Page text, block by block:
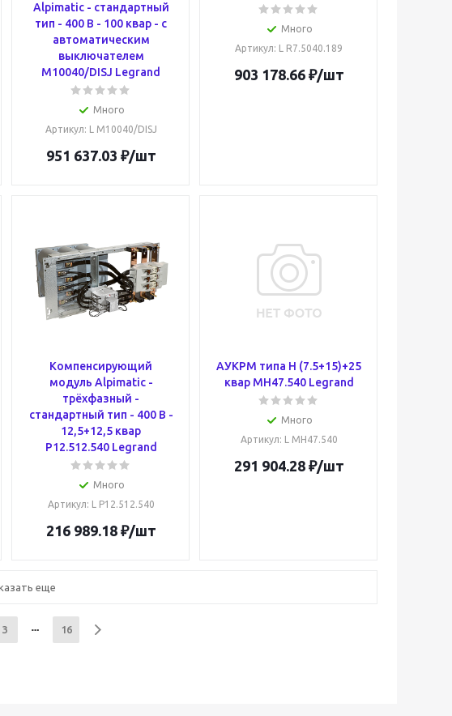
Alpimatic - стандартный
тип - 400 В - 100 квар - c
автоматическим
выключателем
M10040/DISJ Legrand
Много
Артикул: L M10040/DISJ
951 637.03 ₽/шт
Много
Артикул: L R7.5040.189
903 178.66₽/шт
Компенсирующий
модуль Alpimatic -
трёхфазный -
стандартный тип - 400 В -
12,5+12,5 квар
P12.512.540 Legrand
Много
Артикул: L P12.512.540
216 989.18₽/шт
АУКРМ типа H (7.5+15)+25
квар MH47.540 Legrand
Много
Артикул: L MH47.540
291 904.28₽/шт
еще
3 16